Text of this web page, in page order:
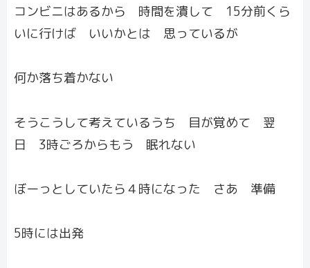
コンビニはあるから 時間を潰して 15分前くら
いに行けば いいかとは 思っているが
何か落ち着かない
そうこうして考えているうち 目が覚めて 翌
日 3時ごろからもう 眠れない
ぼーっとしていたら４時になった さあ 準備
5時には出発